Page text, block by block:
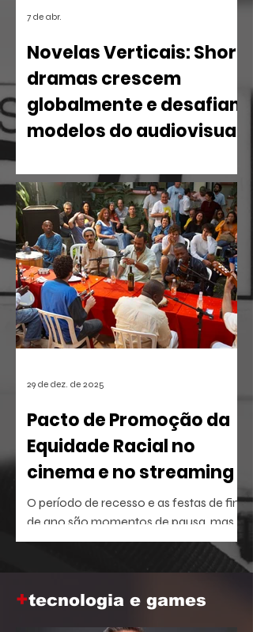
Novelas Verticais: Short
dramas crescem
globalmente e desafiam
modelos do audiovisual
em 2026 confirma uma tendência
irreversível: o espectador busca
narrativas ágeis, dramáticas e
estritamente verticais.
7 de abr.
Pacto de Promoção da
Equidade Racial no
cinema e no streaming
O período de recesso e as festas de fim
de ano são momentos de pausa, mas
também oferecem a brecha ideal para
aprofundar o repertório sobre temas
corporativa.
29 de dez. de 2025
+tecnologia e games